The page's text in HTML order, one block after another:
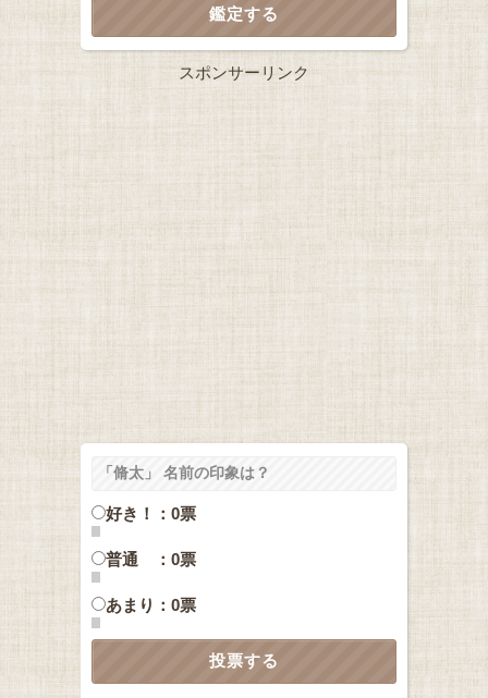
スポンサーリンク
「脩太」 名前の印象は？
好き！：0票
普通 ：0票
あまり：0票